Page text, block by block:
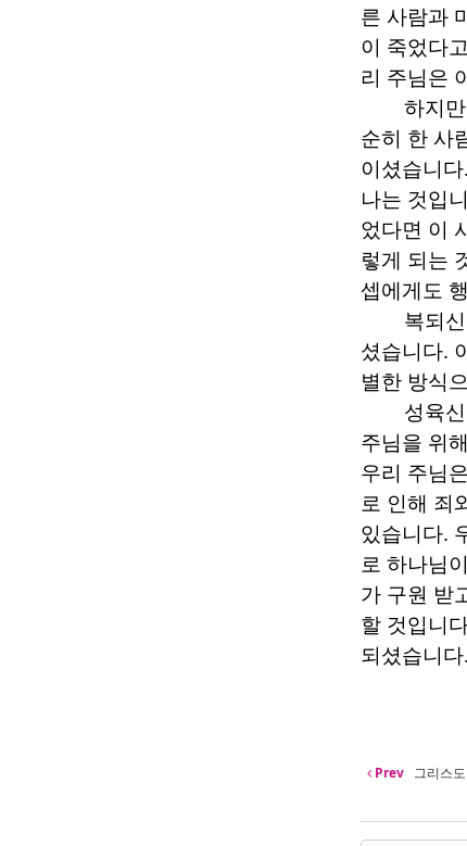
른 사람과
이 죽었다
리 주님은
하지
순히 한 사
이셨습니다.
나는 것입
었다면 이
렇게 되는
셉에게도
복되
셨습니다.
별한 방식
성육
주님을 위
우리 주님
로 인해 죄
있습니다.
로 하나님
가 구원 받
할 것입니
되셨습니다.
Prev 그리스